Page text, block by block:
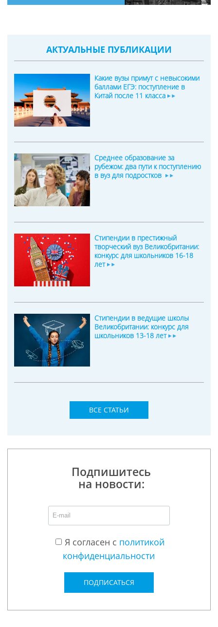
АКТУАЛЬНЫЕ ПУБЛИКАЦИИ
Какие вузы примут с невысокими
баллами ЕГЭ: поступление в
Китай после 11 класса
Среднее образование за
рубежом: два пути к поступлению
в вуз для подростков
Стипендии в престижный
творческий вуз Великобритании:
конкурс для школьников 16-18
лет
Стипендии в ведущие школы
Великобритании: конкурс для
школьников 13-18 лет
ВСЕ СТАТЬИ
Подпишитесь
на новости:
Я согласен с политикой
конфиденциальности
ПОДПИСАТЬСЯ